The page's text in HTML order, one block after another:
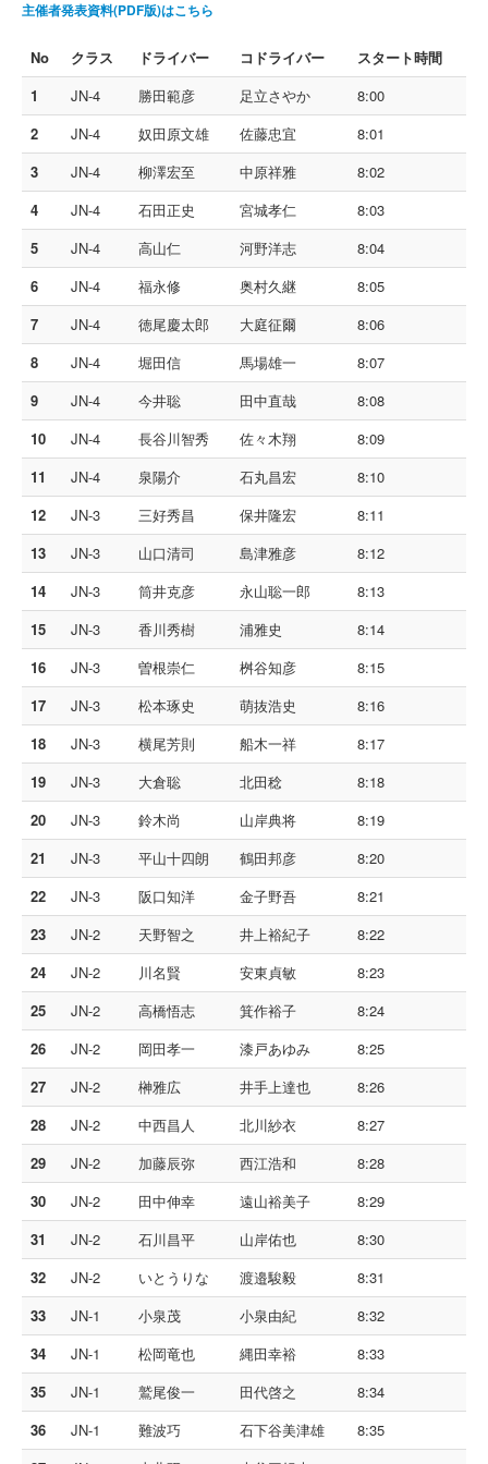
主催者発表資料(PDF版)はこちら
No クラス ドライバー コドライバー
スタート時間
1
JN-4 勝田範彦 足立さやか
8:00
2
JN-4 奴田原文雄 佐藤忠宜
8:01
3
JN-4 柳澤宏至 中原祥雅
8:02
4
JN-4 石田正史 宮城孝仁
8:03
5
JN-4 高山仁 河野洋志
8:04
6
JN-4 福永修 奥村久継
8:05
7
JN-4 徳尾慶太郎 大庭征爾
8:06
8
JN-4 堀田信 馬場雄一
8:07
9
JN-4 今井聡 田中直哉
8:08
10
JN-4 長谷川智秀 佐々木翔
8:09
11
JN-4 泉陽介 石丸昌宏
8:10
12
JN-3 三好秀昌 保井隆宏
8:11
13
JN-3 山口清司 島津雅彦
8:12
14
JN-3 筒井克彦 永山聡一郎
8:13
15
JN-3 香川秀樹 浦雅史
8:14
16
JN-3 曽根崇仁 桝谷知彦
8:15
17
JN-3 松本琢史 萌抜浩史
8:16
18
JN-3 横尾芳則 船木一祥
8:17
19
JN-3 大倉聡 北田稔
8:18
20
JN-3 鈴木尚 山岸典将
8:19
21
JN-3 平山十四朗 鶴田邦彦
8:20
22
JN-3 阪口知洋 金子野吾
8:21
23
JN-2 天野智之 井上裕紀子
8:22
24
JN-2 川名賢 安東貞敏
8:23
25
JN-2 高橋悟志 箕作裕子
8:24
26
JN-2 岡田孝一 漆戸あゆみ
8:25
27
JN-2 榊雅広 井手上達也
8:26
28
JN-2 中西昌人 北川紗衣
8:27
29
JN-2 加藤辰弥 西江浩和
8:28
30
JN-2 田中伸幸 遠山裕美子
8:29
31
JN-2 石川昌平 山岸佑也
8:30
32
JN-2 いとうりな 渡邉駿毅
8:31
33
JN-1 小泉茂 小泉由紀
8:32
34
JN-1 松岡竜也 縄田幸裕
8:33
35
JN-1 鷲尾俊一 田代啓之
8:34
36
JN-1 難波巧 石下谷美津雄
8:35